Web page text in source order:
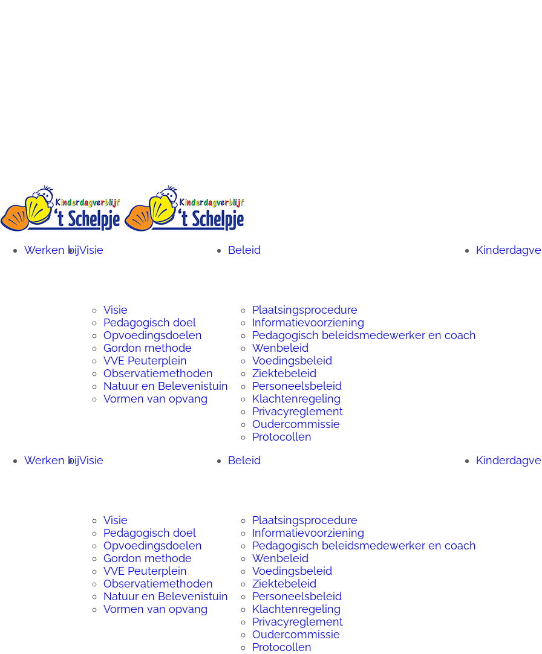
Werken bijVisie
Visie
Pedagogisch doel
Opvoedingsdoelen
Gordon methode
VVE Peuterplein
Observatiemethoden
Natuur en Belevenistuin
Vormen van opvang
Beleid
Plaatsingsprocedure
Informatievoorziening
Pedagogisch beleidsmedewerker en coach
Wenbeleid
Voedingsbeleid
Ziektebeleid
Personeelsbeleid
Klachtenregeling
Privacyreglement
Oudercommissie
Protocollen
Werken bijVisie
Visie
Pedagogisch doel
Opvoedingsdoelen
Gordon methode
VVE Peuterplein
Observatiemethoden
Natuur en Belevenistuin
Vormen van opvang
Beleid
Plaatsingsprocedure
Informatievoorziening
Pedagogisch beleidsmedewerker en coach
Wenbeleid
Voedingsbeleid
Ziektebeleid
Personeelsbeleid
Klachtenregeling
Privacyreglement
Oudercommissie
Protocollen